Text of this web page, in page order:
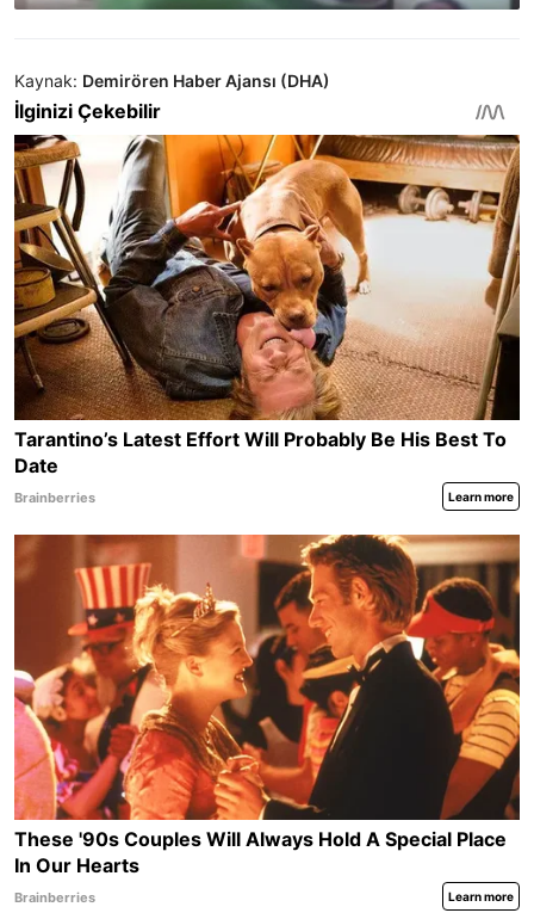
Kaynak: Demirören Haber Ajansı (DHA)